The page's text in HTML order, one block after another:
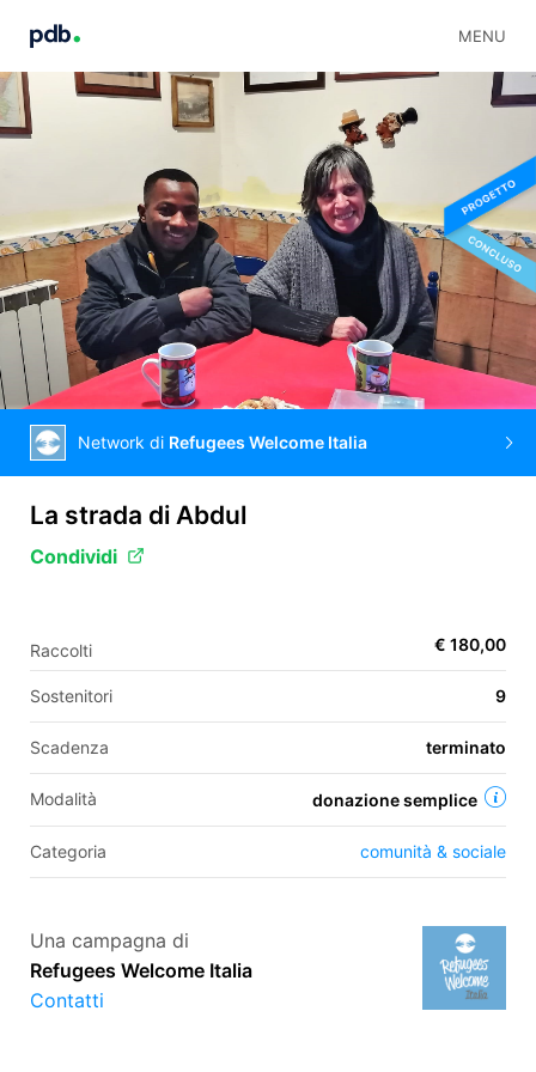
MENU
IT
FR
ES
Network di Refugees Welcome Italia
La strada di Abdul
Condividi
Raccolti € 180,00
Sostenitori 9
Scadenza terminato
Modalità donazione semplice
Categoria comunità & sociale
Una campagna di
Refugees Welcome Italia
Contatti